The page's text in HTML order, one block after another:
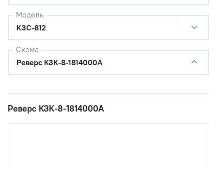
Модель
KЗС-812
Схема
Реверс КЗК-8-1814000А
Реверс КЗК-8-1814000А